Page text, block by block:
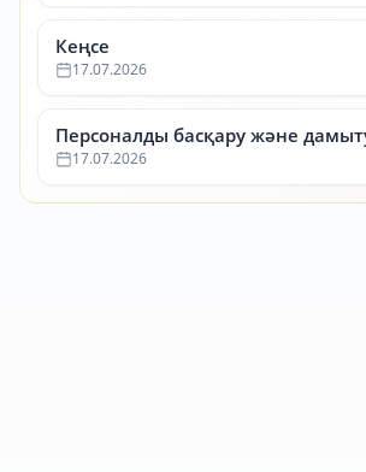
Кеңсе
17.07.2026
Персоналды басқару және
17.07.2026